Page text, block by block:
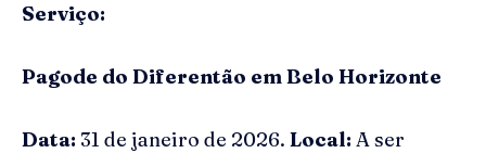
Serviço:
Pagode do Diferentão em Belo Horizonte
Data: 31 de janeiro de 2026. Local: A ser